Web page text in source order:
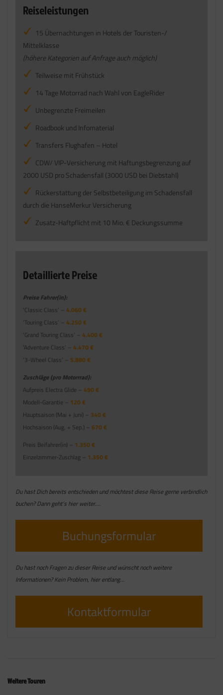
Reiseleistungen
15 Übernachtungen in Hotels der Touristen-/
Mittelklasse
(höhere Kategorien auf Anfrage auch möglich)
Teilweise mit Frühstück
14 Tage Motorrad nach Wahl von EagleRider
Unbegrenzte Freimeilen
Roadbook und Infomaterial
Transfers Flughafen – Hotel
CDW/ VIP-Versicherung mit Haftungsbegrenzung auf
2000 USD pro Schadensfall (3000 USD bei Diebstahl)
Rückerstattung der Selbstbeteiligung im Schadensfall
durch die HanseMerkur Versicherung
Zusatz-Haftpflicht mit 10 Mio. € Deckungssumme
Detaillierte Preise
Preise Fahrer(in):
‘Classic Class’ –
4.060 €
‘Touring Class’ –
4.250 €
‘Grand Touring Class’ – 4.400 €
‘Adventure Class’ – 4.470 €
‘3-Wheel Class’ – 5.880 €
Zuschläge (pro Motorrrad):
Aufpreis Electra Glide – 490 €
Modell-Garantie – 120 €
Hauptsaison (Mai + Juni) – 340 €
Hochsaison (Aug. + Sep.) – 670 €
Preis Beifahrer(in) – 1.350 €
Einzelzimmer-Zuschlag – 1.350 €
Du hast Dich bereits entschieden und möchtest diese Reise gerne verbindlich
buchen? Dann geht’s hier weiter….
Buchungsformular
Du hast noch Fragen zu dieser Reise und wünscht noch weitere
Informationen? Kein Problem, hier entlang…
Kontaktformular
Weitere Touren